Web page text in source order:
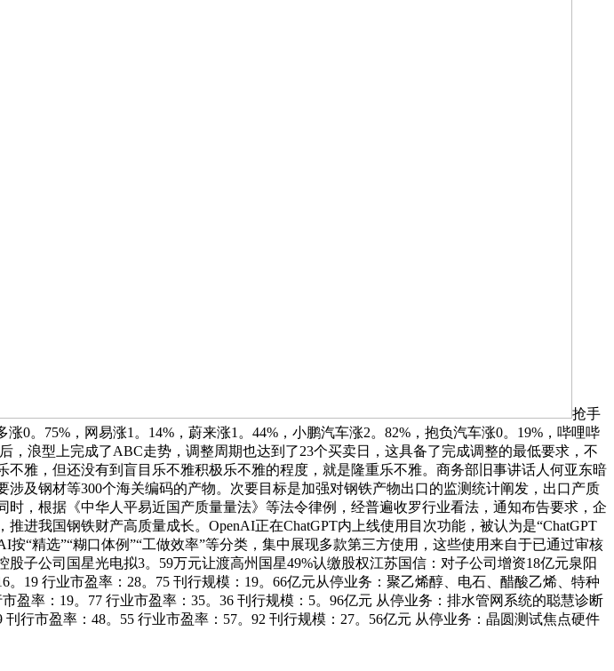
抢手
0。75%，网易涨1。14%，蔚来涨1。44%，小鹏汽车涨2。82%，抱负汽车涨0。19%，哔哩哔
，浪型上完成了ABC走势，调整周期也达到了23个买卖日，这具备了完成调整的最低要求，不
雅，但还没有到盲目乐不雅积极乐不雅的程度，就是隆重乐不雅。商务部旧事讲话人何亚东暗
及钢材等300个海关编码的产物。次要目标是加强对钢铁产物出口的监测统计阐发，出口产质
，根据《中华人平易近国产质量量法》等法令律例，经普遍收罗行业看法，通知布告要求，企
进我国钢铁财产高质量成长。OpenAI正在ChatGPT内上线使用目次功能，被认为是“ChatGPT
“精选”“糊口体例”“工做效率”等分类，集中展现多款第三方使用，这些使用来自于已通过审核
子公司国星光电拟3。59万元让渡高州国星49%认缴股权江苏国信：对子公司增资18亿元泉阳
19 行业市盈率：28。75 刊行规模：19。66亿元从停业务：聚乙烯醇、电石、醋酸乙烯、特种
盈率：19。77 行业市盈率：35。36 刊行规模：5。96亿元 从停业务：排水管网系统的聪慧诊断
行市盈率：48。55 行业市盈率：57。92 刊行规模：27。56亿元 从停业务：晶圆测试焦点硬件